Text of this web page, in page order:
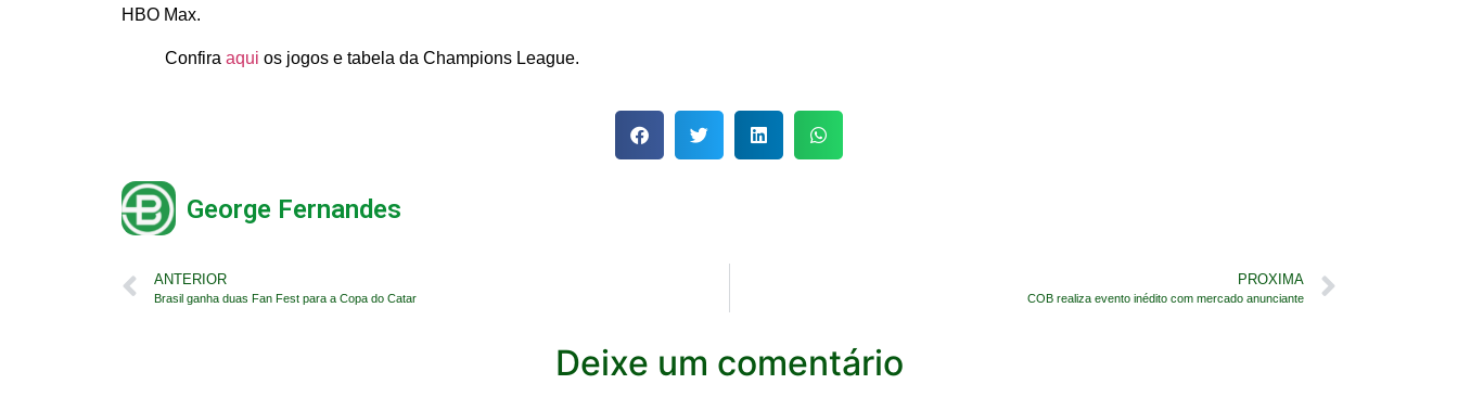
HBO Max.
Confira aqui os jogos e tabela da Champions League.
George Fernandes
ANTERIOR
Brasil ganha duas Fan Fest para a Copa do Catar
PROXIMA
COB realiza evento inédito com mercado anunciante
Deixe um comentário